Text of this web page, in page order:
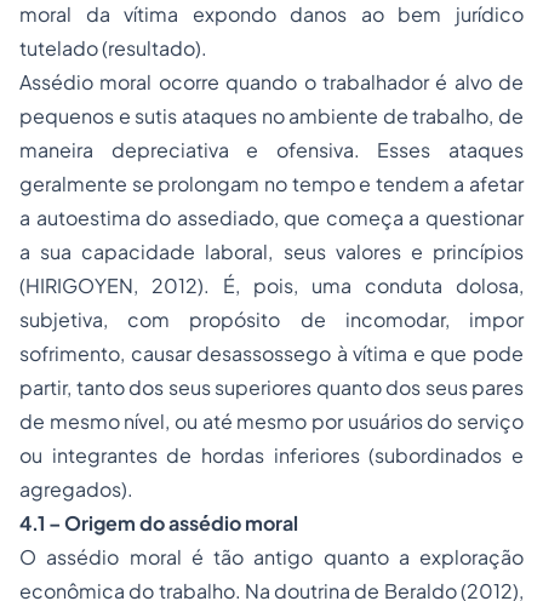
moral da vítima expondo danos ao bem jurídico
tutelado (resultado).
Assédio moral ocorre quando o trabalhador é alvo de
pequenos e sutis ataques no ambiente de trabalho, de
maneira depreciativa e ofensiva. Esses ataques
geralmente se prolongam no tempo e tendem a afetar
a autoestima do assediado, que começa a questionar
a sua capacidade laboral, seus valores e princípios
(HIRIGOYEN, 2012). É, pois, uma conduta dolosa,
subjetiva, com propósito de incomodar, impor
sofrimento, causar desassossego à vítima e que pode
partir, tanto dos seus superiores quanto dos seus pares
de mesmo nível, ou até mesmo por usuários do serviço
ou integrantes de hordas inferiores (subordinados e
agregados).
4.1 – Origem do assédio moral
O assédio moral é tão antigo quanto a exploração
econômica do trabalho. Na doutrina de Beraldo (2012),